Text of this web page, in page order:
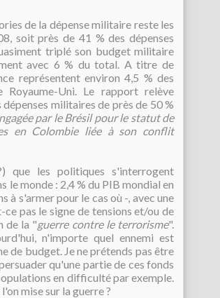
de la dépense militaire reste les
soit près de 41 % des dépenses
triplé son budget militaire
avec 6 % du total. A titre de
représentent environ 4,5 % des
Uni. Le rapport relève
militaires de près de 50 %
par le Brésil pour le statut de
en Colombie liée à son conflit
les politiques s'interrogent
le monde : 2,4 % du PIB mondial en
à s'armer pour le cas où -, avec une
ce pas le signe de tensions et/ou de
de la "guerre contre le terrorisme".
n'importe quel ennemi est
de budget. Je ne prétends pas être
qu'une partie de ces fonds
en difficulté par exemple.
mise sur la guerre ?